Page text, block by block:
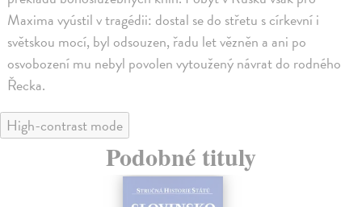
Maxima vyústil v tragédii: dostal se do střetu s církevní i
světskou mocí, byl odsouzen, řadu let vězněn a ani po
osvobození mu nebyl povolen vytoužený návrat do rodného
Řecka.
High-contrast mode
Podobné tituly